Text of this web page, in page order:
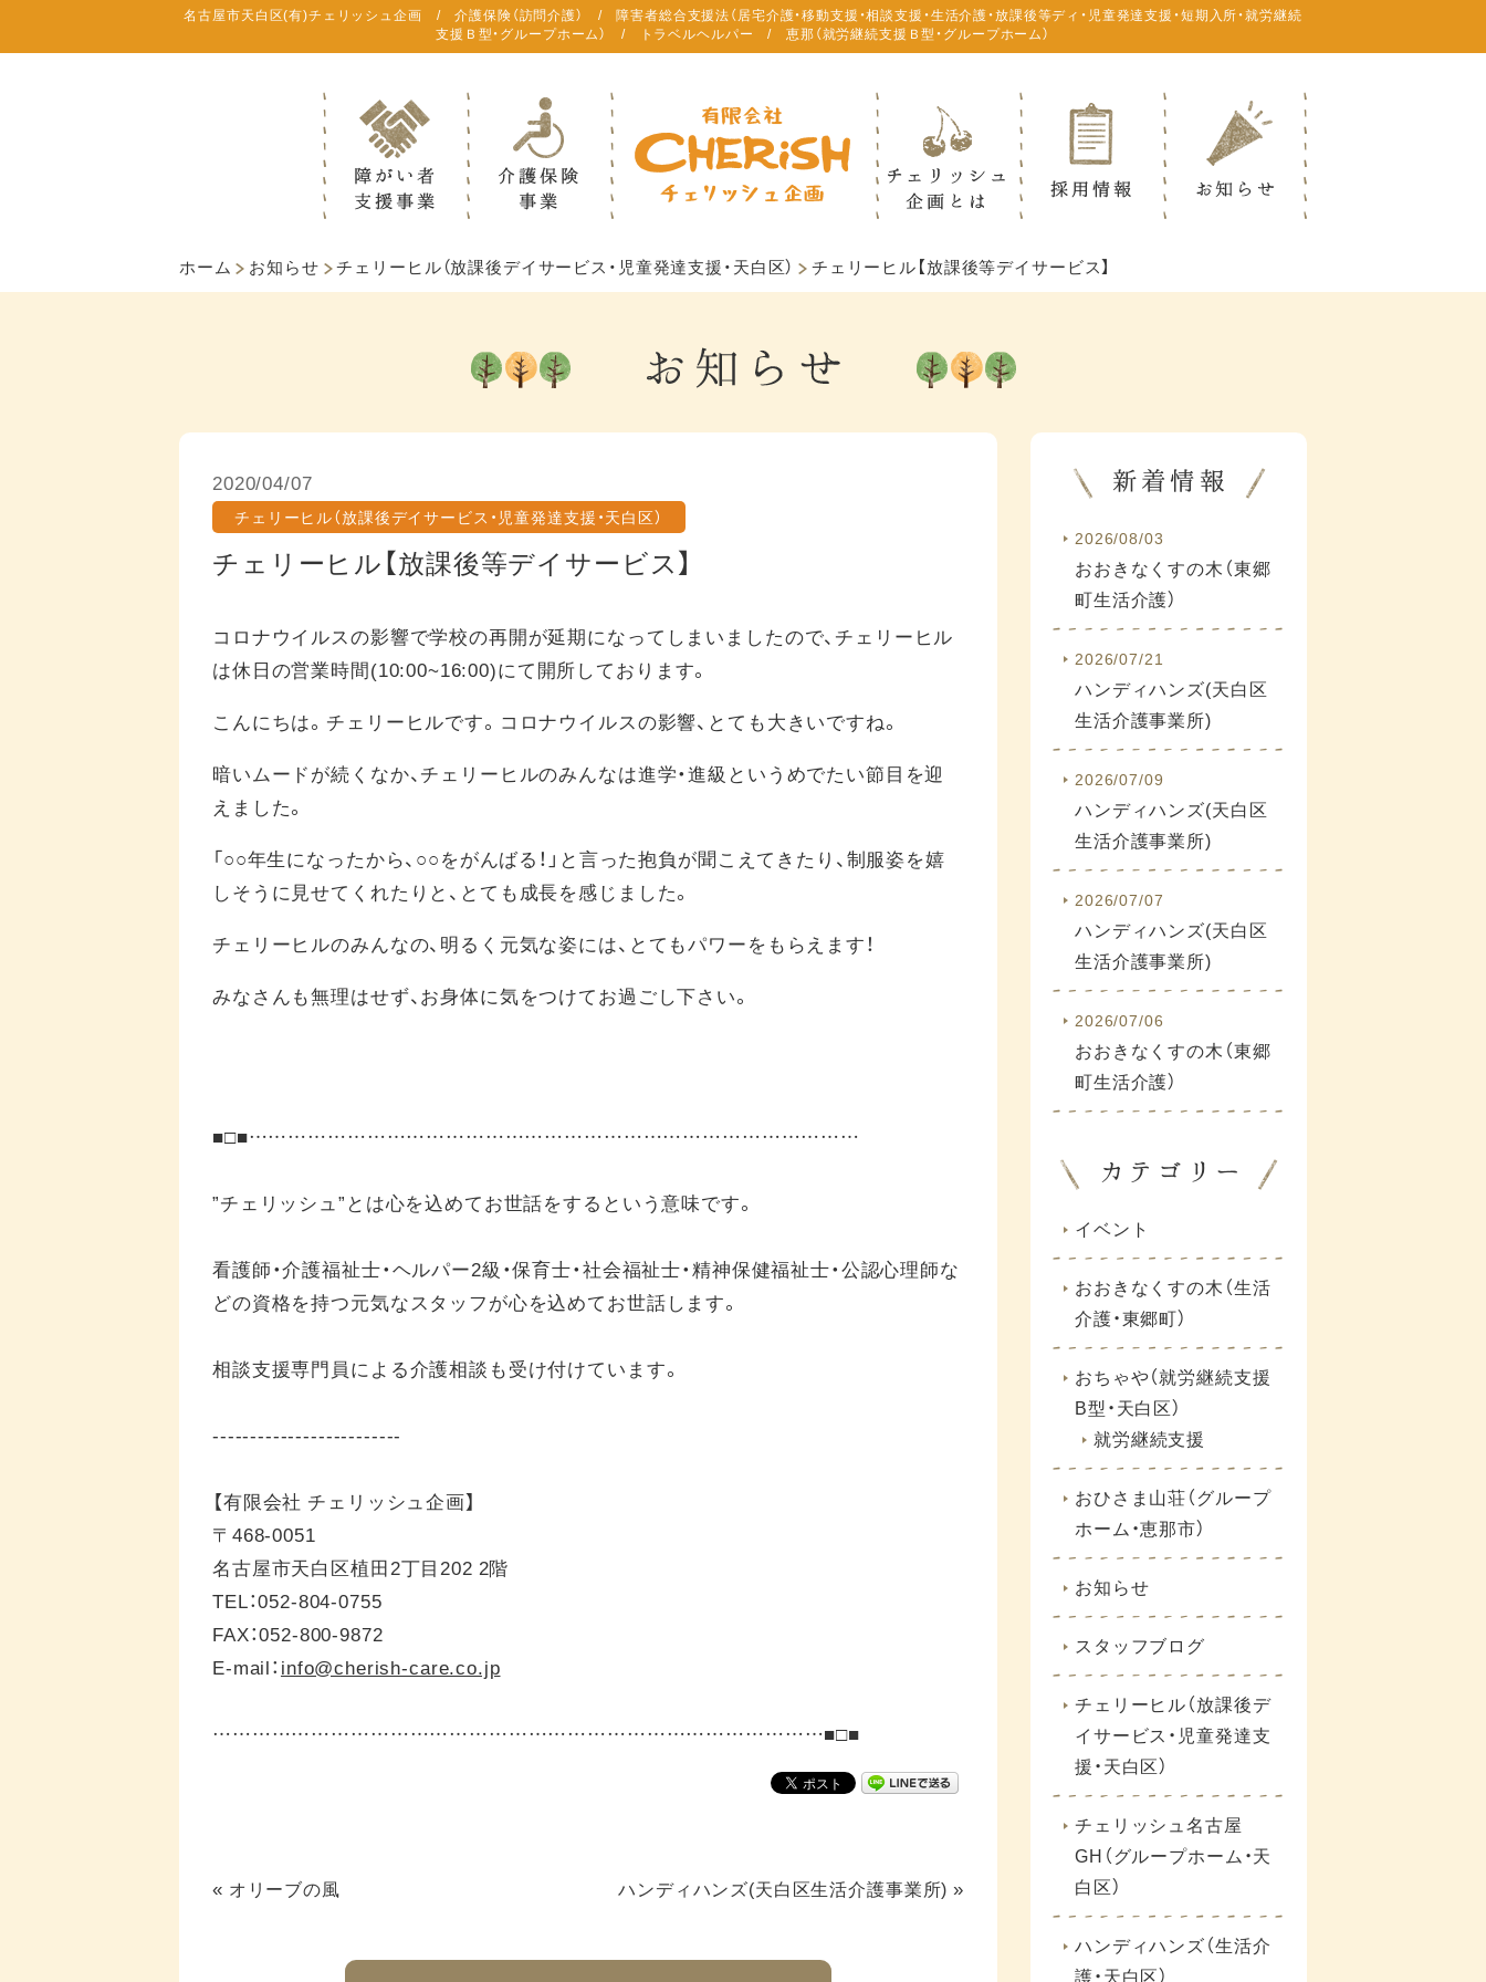
名古屋市天白区(有)チェリッシュ企画 / 介護保険（訪問介護） / 障害者総合支援法（居宅介護・移動支援・相談支援・生活介護・放課後等ディ・児童発達支援・短期入所・就労継続
支援Ｂ型・グループホーム） / トラベルヘルパー / 恵那（就労継続支援Ｂ型・グループホーム）
ホーム お知らせ チェリーヒル（放課後デイサービス・児童発達支援・天白区） チェリーヒル【放課後等デイサービス】
2020/04/07
チェリーヒル（放課後デイサービス・児童発達支援・天白区）
チェリーヒル【放課後等デイサービス】
コロナウイルスの影響で学校の再開が延期になってしまいましたので、チェリーヒル
は休日の営業時間(10:00~16:00)にて開所しております。
こんにちは。チェリーヒルです。コロナウイルスの影響、とても大きいですね。
暗いムードが続くなか、チェリーヒルのみんなは進学・進級というめでたい節目を迎
えました。
「○○年生になったから、○○をがんばる！」と言った抱負が聞こえてきたり、制服姿を嬉
しそうに見せてくれたりと、とても成長を感じました。
チェリーヒルのみんなの、明るく元気な姿には、とてもパワーをもらえます！
みなさんも無理はせず、お身体に気をつけてお過ごし下さい。
■□■…………………………………………………………………………………
”チェリッシュ”とは心を込めてお世話をするという意味です。
看護師・介護福祉士・ヘルパー2級・保育士・社会福祉士・精神保健福祉士・公認心理師な
どの資格を持つ元気なスタッフが心を込めてお世話します。
相談支援専門員による介護相談も受け付けています。
-------------------------
【有限会社 チェリッシュ企画】
〒468-0051
名古屋市天白区植田2丁目202 2階
TEL：052-804-0755
FAX：052-800-9872
E-mail： info@cherish-care.co.jp
…………………………………………………………………………………■□■
« オリーブの風 ハンディハンズ(天白区生活介護事業所) »
2026/08/03
おおきなくすの木（東郷
町生活介護）
2026/07/21
ハンディハンズ(天白区
生活介護事業所)
2026/07/09
ハンディハンズ(天白区
生活介護事業所)
2026/07/07
ハンディハンズ(天白区
生活介護事業所)
2026/07/06
おおきなくすの木（東郷
町生活介護）
イベント
おおきなくすの木（生活
介護・東郷町）
おちゃや（就労継続支援
B型・天白区）
就労継続支援
おひさま山荘（グループ
ホーム・恵那市）
お知らせ
スタッフブログ
チェリーヒル（放課後デ
イサービス・児童発達支
援・天白区）
チェリッシュ名古屋
GH（グループホーム・天
白区）
ハンディハンズ（生活介
護・天白区）